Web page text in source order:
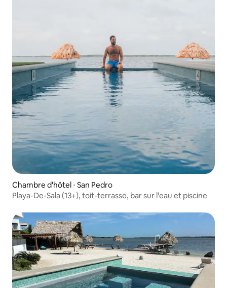
Chambre d'hôtel ⋅ San Pedro
Playa-De-Sala (13+), toit-terrasse, bar sur l'eau et piscine